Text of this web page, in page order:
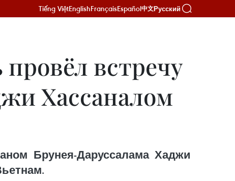
Tiếng ViệtEnglishFrançaisEspañol中文Русский
встречу
Хассаналом
Брунея-Даруссалама Хаджи